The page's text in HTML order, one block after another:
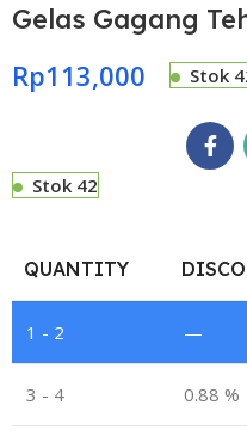
Gelas Gagang
Rp113,000 Stok
Stok 42
QUANTITY
1 - 2 —
3 - 4 0.88 %